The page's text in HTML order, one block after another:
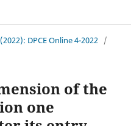
DPCE Online 4-2022 /
of the
one